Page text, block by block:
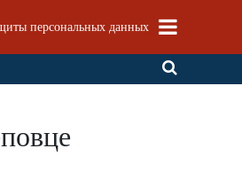
персональных данных